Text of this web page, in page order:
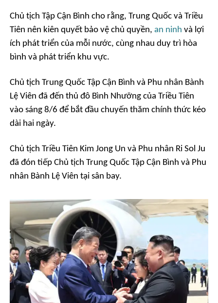
Chủ tịch Tập Cận Bình cho rằng, Trung Quốc và Triều
Tiên nên kiên quyết bảo vệ chủ quyền, an ninh và lợi
ích phát triển của mỗi nước, cùng nhau duy trì hòa
bình và phát triển khu vực.
Chủ tịch Trung Quốc Tập Cận Bình và Phu nhân Bành
Lệ Viên đã đến thủ đô Bình Nhưỡng của Triều Tiên
vào sáng 8/6 để bắt đầu chuyến thăm chính thức kéo
dài hai ngày.
Chủ tịch Triều Tiên Kim Jong Un và Phu nhân Ri Sol Ju
đã đón tiếp Chủ tịch Trung Quốc Tập Cận Bình và Phu
nhân Bành Lệ Viên tại sân bay.